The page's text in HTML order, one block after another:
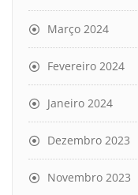
Março 2024
Fevereiro 2024
Janeiro 2024
Dezembro 2023
Novembro 2023